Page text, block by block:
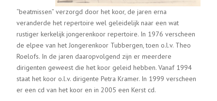
“beatmissen” verzorgd door het koor, de jaren erna
veranderde het repertoire wel geleidelijk naar een wat
rustiger kerkelijk jongerenkoor repertoire. In 1976 verscheen
de elpee van het Jongerenkoor Tubbergen, toen o.l.v. Theo
Roelofs. In de jaren daaropvolgend zijn er meerdere
dirigenten geweest die het koor geleid hebben. Vanaf 1994
staat het koor o.l.v. dirigente Petra Kramer. In 1999 verscheen
er een cd van het koor en in 2005 een Kerst cd.